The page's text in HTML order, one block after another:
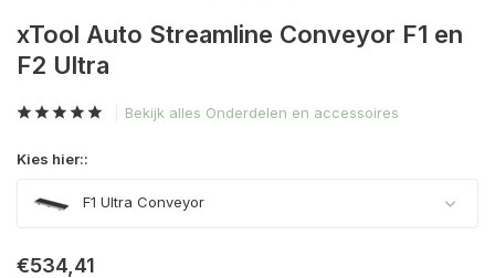
xTool Auto Streamline Conveyor F1 en
F2 Ultra
Bekijk alles Onderdelen en accessoires
Kies hier::
F1 Ultra Conveyor
€534,41